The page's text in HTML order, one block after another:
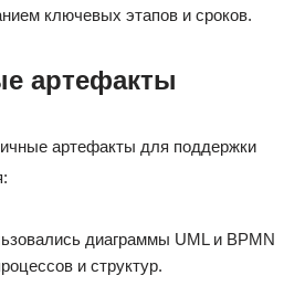
ключевых этапов и сроков.
артефакты
артефакты для поддержки
диаграммы UML и BPMN
и структур.